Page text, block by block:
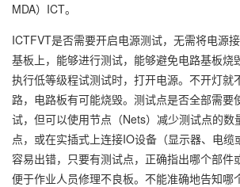
MDA）ICT。
ICTFVT是否需要开启电源测试，无需将电源
基板上，能够进行测试，能够避免电路基板烧
执行低等级程试测试时，打开电源。不开灯就
路，电路板有可能烧毁。测试点是否全部需要
试，但可以使用节点（Nets）减少测试点的数
点，或在实插式上连接IO设备（显示器、电缆
容易出错，只要有测试点，正确指出哪个部件
便于作业人员修理不良板。不能准确地告知哪